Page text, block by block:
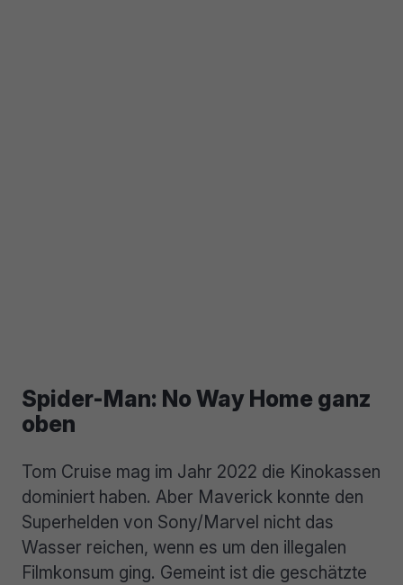
Spider-Man: No Way Home ganz
oben
Tom Cruise mag im Jahr 2022 die Kinokassen
dominiert haben. Aber Maverick konnte den
Superhelden von Sony/Marvel nicht das
Wasser reichen, wenn es um den illegalen
Filmkonsum ging. Gemeint ist die geschätzte